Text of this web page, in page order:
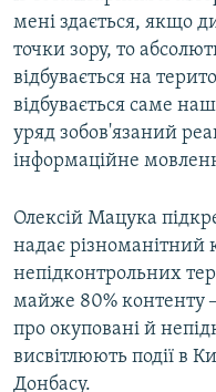
мені здається, якщо
точки зору, то
відбувається на
відбувається саме
уряд зобов'язаний
інформаційне
Олексій Мацука
надає різноманітний
непідконтрольних
майже 80% контенту
про окуповані й
висвітлюють події в
Донбасу.